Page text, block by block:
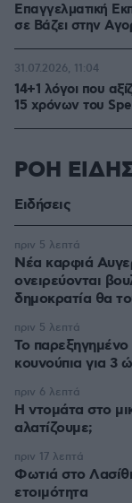
Επαγγελματική
σε Bάζει στην
14+1 λόγοι που
15 χρόνων του
31.07.2026, 11:04
ΡΟΗ
Ειδήσεις
Νέα καρφιά
ονειρεύονται
δημοκρατία θα
πριν 5 λεπτά
Το παρεξηγημένο
κουνούπια για 3
πριν 5 λεπτά
Η ντομάτα στο
αλατίζουμε;
πριν 6 λεπτά
Φωτιά στο
ετοιμότητα
πριν 17 λεπτά